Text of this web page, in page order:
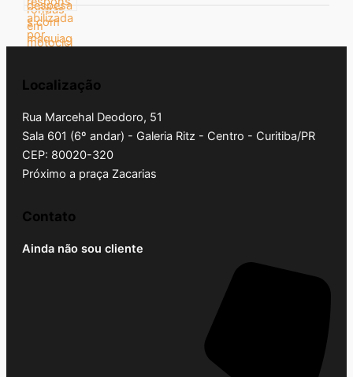
Localização
Rua Marcehal Deodoro, 51
Sala 601 (6º andar) - Galeria Ritz - Centro - Curitiba/PR
CEP: 80020-320
Próximo a praça Zacarias
Contato
Ainda não sou cliente